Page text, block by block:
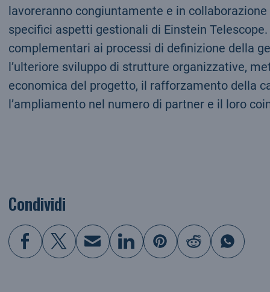
lavoreranno congiuntamente e in
specifici aspetti gestionali di Einstein
complementari ai processi di definizione della
l’ulteriore sviluppo di strutture organizzative,
economica del progetto, il rafforzamento della
l’ampliamento nel numero di partner e il loro
Condividi